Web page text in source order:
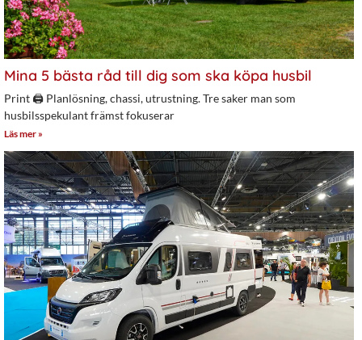
Mina 5 bästa råd till dig som ska köpa husbil
Print 🖨 Planlösning, chassi, utrustning. Tre saker man som
husbilsspekulant främst fokuserar
Läs mer »